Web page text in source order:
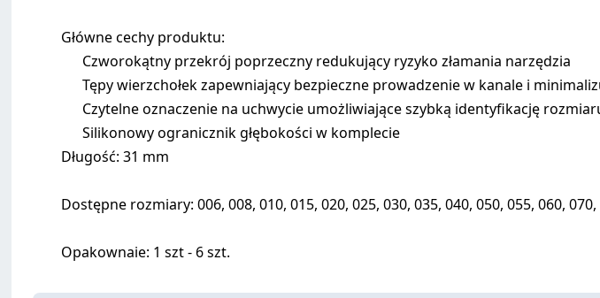
Główne cechy produktu:
Czworokątny przekrój poprzeczny redukujący ryzyko złamania narzędzia
Tępy wierzchołek zapewniający bezpieczne prowadzenie w kanale i
Czytelne oznaczenie na uchwycie umożliwiające szybką identyfikację
Silikonowy ogranicznik głębokości w komplecie
Długość: 31 mm
Dostępne rozmiary: 006, 008, 010, 015, 020, 025, 030, 035, 040, 050, 055, 060,
Opakownaie: 1 szt - 6 szt.